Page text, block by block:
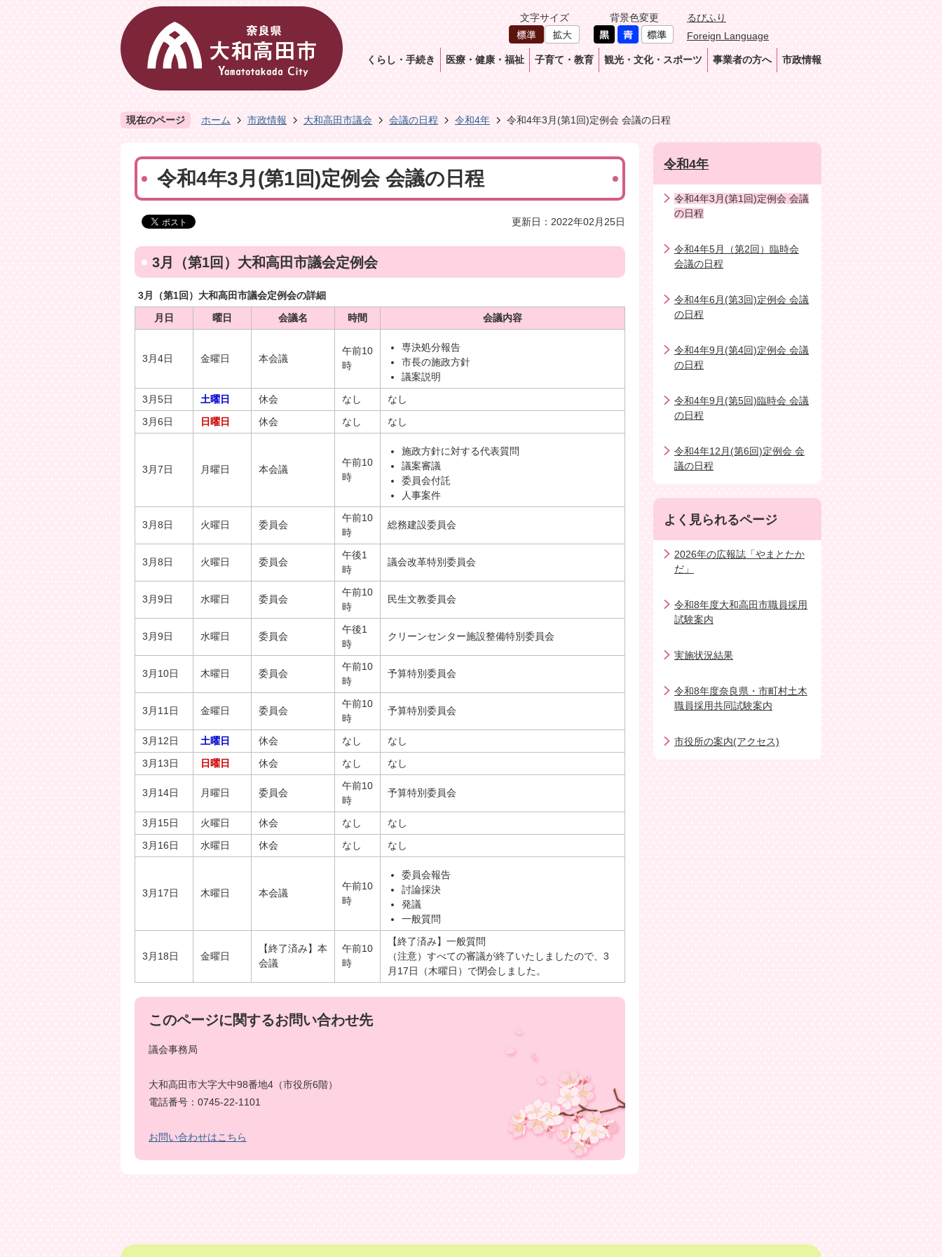
文字サイズ 背景色変更
るびふり
Foreign Language
くらし・手続き 医療・健康・福祉 子育て・教育 観光・文化・スポーツ 事業者の方へ 市政情報
現在のページ ホーム 市政情報 大和高田市議会 会議の日程 令和4年 令和4年3月(第1回)定例会 会議の日程
令和4年3月(第1回)定例会 会議の日程
更新日：2022年02月25日
3月（第1回）大和高田市議会定例会
3月（第1回）大和高田市議会定例会の詳細
月日
曜日 会議名 時間 会議内容
3月4日 金曜日 本会議
午前10
時
専決処分報告
市長の施政方針
議案説明
3月5日
土曜日 休会 なし
なし
3月6日
日曜日 休会 なし なし
3月7日 月曜日 本会議
午前10
時
施政方針に対する代表質問
議案審議
委員会付託
人事案件
3月8日 火曜日 委員会
午前10
時
総務建設委員会
3月8日 火曜日 委員会
午後1
時
議会改革特別委員会
3月9日 水曜日 委員会
午前10
時
民生文教委員会
3月9日 水曜日 委員会
午後1
時
クリーンセンター施設整備特別委員会
3月10日 木曜日 委員会
午前10
時
予算特別委員会
3月11日 金曜日 委員会
午前10
時
予算特別委員会
3月12日 土曜日 休会 なし
なし
3月13日
日曜日 休会 なし なし
3月14日 月曜日 委員会
午前10
時
予算特別委員会
3月15日 火曜日 休会 なし
なし
3月16日
水曜日 休会 なし なし
3月17日 木曜日 本会議
午前10
時
委員会報告
討論採決
発議
一般質問
3月18日 金曜日
【終了済み】本
会議
午前10
時
【終了済み】一般質問
（注意）すべての審議が終了いたしましたので、3
月17日（木曜日）で閉会しました。
このページに関するお問い合わせ先
議会事務局
大和高田市大字大中98番地4（市役所6階）
電話番号：0745-22-1101
お問い合わせはこちら
令和4年
令和4年3月(第1回)定例会 会議
の日程
令和4年5月（第2回）臨時会
会議の日程
令和4年6月(第3回)定例会 会議
の日程
令和4年9月(第4回)定例会 会議
の日程
令和4年9月(第5回)臨時会 会議
の日程
令和4年12月(第6回)定例会 会
議の日程
よく見られるページ
2026年の広報誌「やまとたか
だ」
令和8年度大和高田市職員採用
試験案内
実施状況結果
令和8年度奈良県・市町村土木
職員採用共同試験案内
市役所の案内(アクセス)